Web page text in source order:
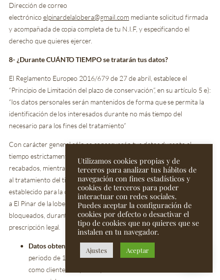
Dirección de correo
electrónico elpinardelalobera@gmail.commediante solicitud firmada
y acompañada de copia completa de tu N.I.F, y especificando el
derecho que quieres ejercer.
8- ¿Durante CUÁNTO TIEMPO se tratarán tus datos?
El Reglamento Europeo 2016/679 de 27 de abril, establece el
“Principio de Limitación del plazo de conservación”, en su artículo 5 e):
“los datos personales serán mantenidos de forma que se permita la
identificación de los interesados durante no más tiempo del
necesario para los fines del tratamiento”
Con carácter general sólo se conservarán tus datos durante el
tiempo estrictamente necesario para la finalidad para la que fueron
recabados, mientras dure la relación contractual, hasta la oposición
al tratamiento del titular y en todo caso durante el plazo legalmente
establecido para la conservación de la documentación legal. Después,
a El Pinar de la lobera mantendrá tus datos debidamente
bloqueados, durante el término de los plazos correspondientes a la
prescripción legal.
Datos obtenidos de usuarios en consultas web:
periodo de 1 año, salvo que den lugar a un tratamiento nuevo
como cliente o hayas aceptado el envío de información
Utilizamos cookies propias y de
terceros para analizar tus hábitos de
navegación con fines estadísticos y
cookies de terceros para poder
interactuar con redes sociales.
Puedes aceptar la configuración de
cookies por defecto o desactivar el
tipo de cookies que no quieres que se
instalen en tu navegador.
Ajustes Aceptar